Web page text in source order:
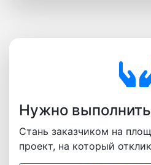
Нужно
Стань заказчиком на
проект, на который